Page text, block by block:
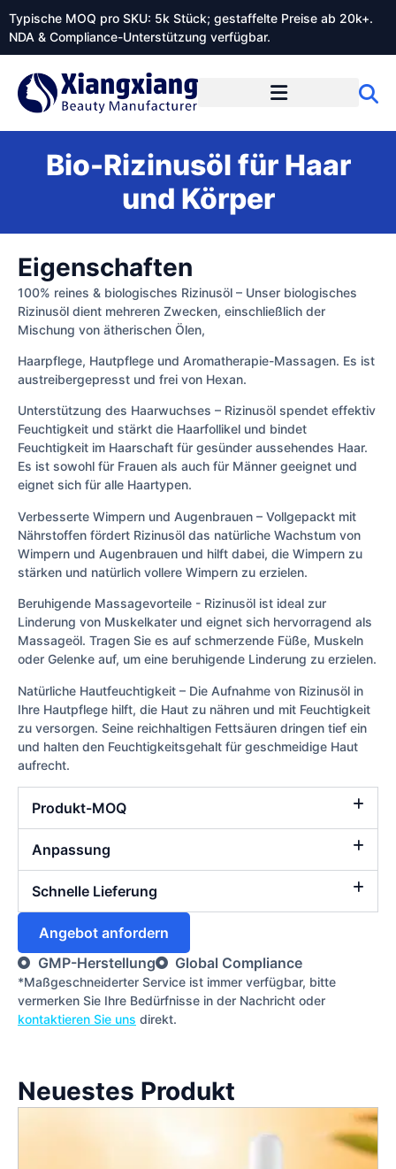
Typische MOQ pro SKU: 5k Stück; gestaffelte Preise ab 20k+.
NDA & Compliance-Unterstützung verfügbar.
Bio-Rizinusöl für Haar
und Körper
Eigenschaften
100% reines & biologisches Rizinusöl – Unser biologisches
Rizinusöl dient mehreren Zwecken, einschließlich der
Mischung von ätherischen Ölen,
Haarpflege, Hautpflege und Aromatherapie-Massagen. Es ist
austreibergepresst und frei von Hexan.
Unterstützung des Haarwuchses – Rizinusöl spendet effektiv
Feuchtigkeit und stärkt die Haarfollikel und bindet
Feuchtigkeit im Haarschaft für gesünder aussehendes Haar.
Es ist sowohl für Frauen als auch für Männer geeignet und
eignet sich für alle Haartypen.
Verbesserte Wimpern und Augenbrauen – Vollgepackt mit
Nährstoffen fördert Rizinusöl das natürliche Wachstum von
Wimpern und Augenbrauen und hilft dabei, die Wimpern zu
stärken und natürlich vollere Wimpern zu erzielen.
Beruhigende Massagevorteile - Rizinusöl ist ideal zur
Linderung von Muskelkater und eignet sich hervorragend als
Massageöl. Tragen Sie es auf schmerzende Füße, Muskeln
oder Gelenke auf, um eine beruhigende Linderung zu erzielen.
Natürliche Hautfeuchtigkeit – Die Aufnahme von Rizinusöl in
Ihre Hautpflege hilft, die Haut zu nähren und mit Feuchtigkeit
zu versorgen. Seine reichhaltigen Fettsäuren dringen tief ein
und halten den Feuchtigkeitsgehalt für geschmeidige Haut
aufrecht.
Produkt-MOQ
Anpassung
Schnelle Lieferung
Angebot anfordern
GMP-Herstellung
Global Compliance
*Maßgeschneiderter Service ist immer verfügbar, bitte
vermerken Sie Ihre Bedürfnisse in der Nachricht oder
kontaktieren Sie uns direkt.
Neuestes Produkt